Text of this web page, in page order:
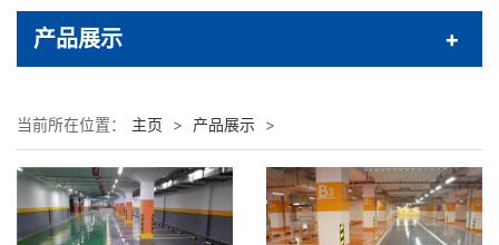
产品展示
当前所在位置： 主页 > 产品展示 >